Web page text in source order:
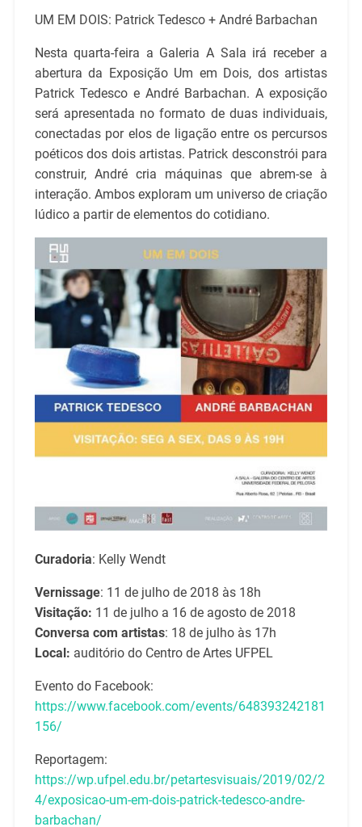
UM EM DOIS: Patrick Tedesco + André Barbachan
Nesta quarta-feira a Galeria A Sala irá receber a
abertura da Exposição Um em Dois, dos artistas
Patrick Tedesco e André Barbachan. A exposição
será apresentada no formato de duas individuais,
conectadas por elos de ligação entre os percursos
poéticos dos dois artistas. Patrick desconstrói para
construir, André cria máquinas que abrem-se à
interação. Ambos exploram um universo de criação
lúdico a partir de elementos do cotidiano.
Curadoria: Kelly Wendt
Vernissage: 11 de julho de 2018 às 18h
Visitação: 11 de julho a 16 de agosto de 2018
Conversa com artistas: 18 de julho às 17h
Local: auditório do Centro de Artes UFPEL
Evento do Facebook:
https://www.facebook.com/events/648393242181
156/
Reportagem:
https://wp.ufpel.edu.br/petartesvisuais/2019/02/2
4/exposicao-um-em-dois-patrick-tedesco-andre-
barbachan/